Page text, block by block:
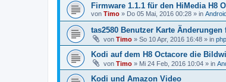
Firmware 1.1.1 für den HiMedia H8
von Timo » Do 05 Mai, 2016 00:28 » in
tas2580 Benutzer Karte
von Timo » So 10 Apr, 2016 16:48 » in
Kodi auf dem H8 Octacore die
von Timo » Mi 24 Feb, 2016 10:04 » in
Kodi und Amazon Video